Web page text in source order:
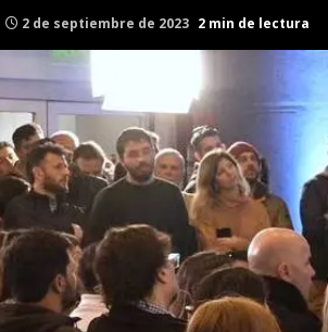
2 de septiembre de 2023 2 min de lectura